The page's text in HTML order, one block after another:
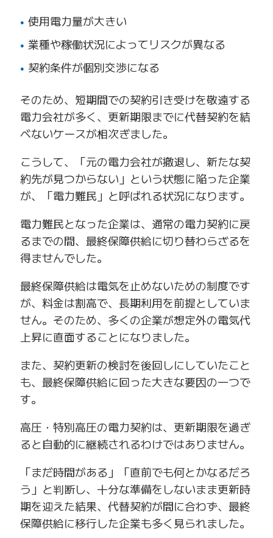
使用電力量が大きい
業種や稼働状況によってリスクが異なる
契約条件が個別交渉になる
そのため、短期間での契約引き受けを敬遠する
電力会社が多く、更新期限までに代替契約を結
べないケースが相次ぎました。
こうして、「元の電力会社が撤退し、新たな契
約先が見つからない」という状態に陥った企業
が、「電力難民」と呼ばれる状況になります。
電力難民となった企業は、通常の電力契約に戻
るまでの間、最終保障供給に切り替わらざるを
得ませんでした。
最終保障供給は電気を止めないための制度です
が、料金は割高で、長期利用を前提としていま
せん。そのため、多くの企業が想定外の電気代
上昇に直面することになりました。
また、契約更新の検討を後回しにしていたこと
も、最終保障供給に回った大きな要因の一つで
す。
高圧・特別高圧の電力契約は、更新期限を過ぎ
ると自動的に継続されるわけではありません。
「まだ時間がある」「直前でも何とかなるだろ
う」と判断し、十分な準備をしないまま更新時
期を迎えた結果、代替契約が間に合わず、最終
保障供給に移行した企業も多く見られました。